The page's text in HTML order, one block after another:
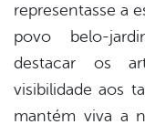
representasse a
povo belo-
destacar os
visibilidade aos
mantém viva a